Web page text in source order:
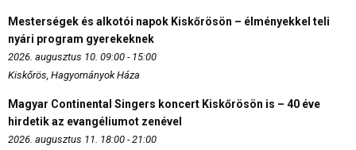
Mesterségek és alkotói napok Kiskőrösön – élményekkel teli
nyári program gyerekeknek
2026. augusztus 10. 09:00 - 15:00
Kiskőrös, Hagyományok Háza
Magyar Continental Singers koncert Kiskőrösön is – 40 éve
hirdetik az evangéliumot zenével
2026. augusztus 11. 18:00 - 21:00